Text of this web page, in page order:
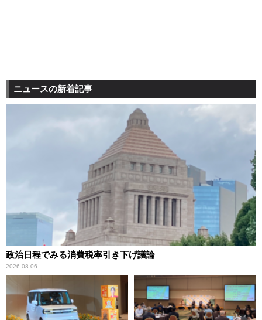
ニュースの新着記事
政治日程でみる消費税率引き下げ議論
2026.08.06